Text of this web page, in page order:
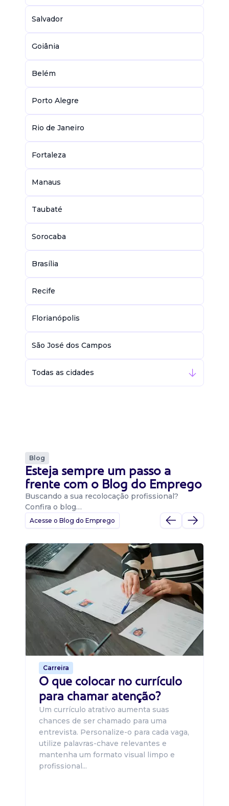
Salvador
Goiânia
Belém
Porto Alegre
Rio de Janeiro
Fortaleza
Manaus
Taubaté
Sorocaba
Brasília
Recife
Florianópolis
São José dos Campos
Todas as cidades
Blog
Esteja sempre um passo a
frente com o Blog do Emprego
Buscando a sua recolocação profissional?
Confira o blog…
Acesse o Blog do Emprego
Carreira
O que colocar no currículo
para chamar atenção?
Um currículo atrativo aumenta suas
chances de ser chamado para uma
entrevista. Personalize-o para cada vaga,
utilize palavras-chave relevantes e
mantenha um formato visual limpo e
profissional...